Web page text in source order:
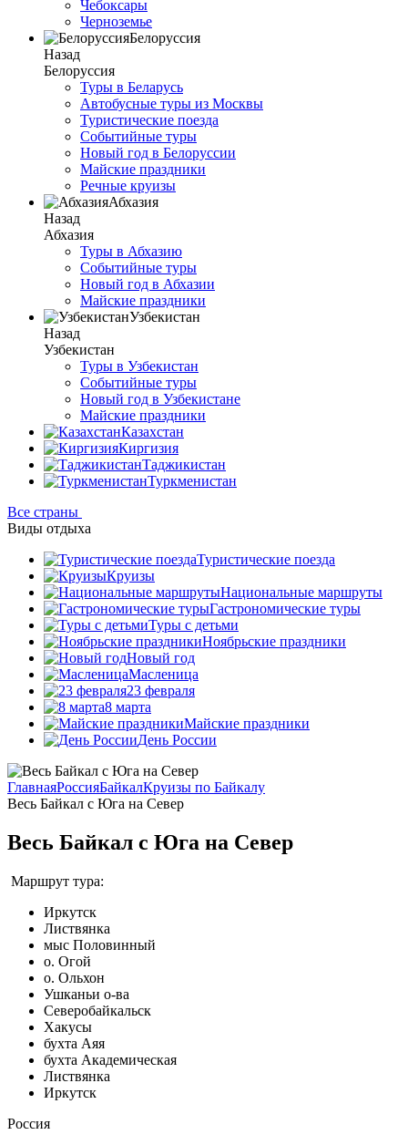
Чебоксары
Черноземье
Белоруссия
Назад
Белоруссия
Туры в Беларусь
Автобусные туры из Москвы
Туристические поезда
Событийные туры
Новый год в Белоруссии
Майские праздники
Речные круизы
Абхазия
Назад
Абхазия
Туры в Абхазию
Событийные туры
Новый год в Абхазии
Майские праздники
Узбекистан
Назад
Узбекистан
Туры в Узбекистан
Событийные туры
Новый год в Узбекистане
Майские праздники
Казахстан
Киргизия
Таджикистан
Туркменистан
Все страны
Виды отдыха
Туристические поезда
Круизы
Национальные маршруты
Гастрономические туры
Туры с детьми
Ноябрьские праздники
Новый год
Масленица
23 февраля
8 марта
Майские праздники
День России
ГлавнаяРоссияБайкалКруизы по Байкалу
Весь Байкал с Юга на Север
Весь Байкал с Юга на Север
Маршрут тура:
Иркутск
Листвянка
мыс Половинный
о. Огой
о. Ольхон
Ушканьи о-ва
Северобайкальск
Хакусы
бухта Аяя
бухта Академическая
Листвянка
Иркутск
Россия